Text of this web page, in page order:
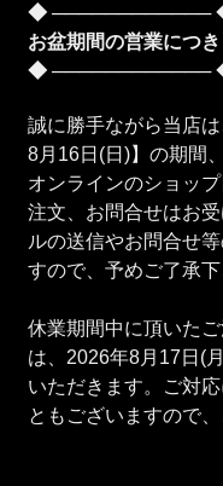
◆ ────────────
お盆期間の営業につ
◆ ────────────
誠に勝手ながら当店
8月16日(日)】の期間
オンラインのショッ
注文、お問合せはお
ルの送信やお問合せ
すので、予めご了承下
休業期間中に頂いた
は、2026年8月17日(
いただきます。ご対
ともございますので